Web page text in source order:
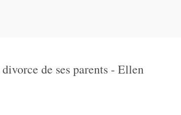
de ses parents - Ellen